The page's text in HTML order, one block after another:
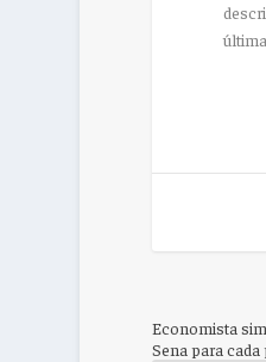
Economista
Sena para